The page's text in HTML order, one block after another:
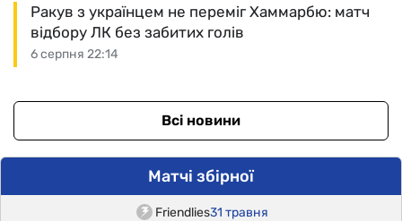
6 серпня 22:14
Ракув з українцем не переміг Хаммарбю: матч
відбору ЛК без забитих голів
Всі новини
Матчі збірної
Friendlies31 травня